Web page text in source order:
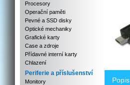
Procesory
Operační paměti
Pevné a SSD disky
Optické mechaniky
Grafické karty
Case a zdroje
Přídavné interní karty
Chlazení
Periferie a příslušenství
Monitory
Popis